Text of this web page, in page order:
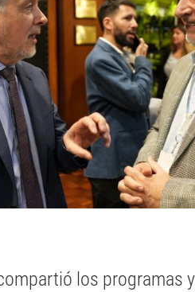
los programas